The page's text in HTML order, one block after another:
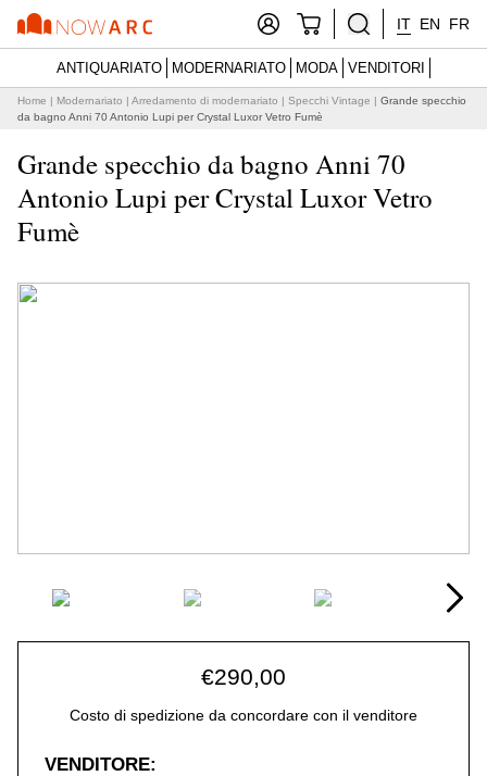
IT EN FR
ANTIQUARIATO MODERNARIATO MODA VENDITORI
Home | Modernariato | Arredamento di modernariato | Specchi Vintage | Grande specchio
da bagno Anni 70 Antonio Lupi per Crystal Luxor Vetro Fumè
Grande specchio da bagno Anni 70
Antonio Lupi per Crystal Luxor Vetro
Fumè
€290,00
Costo di spedizione da concordare con il venditore
VENDITORE: